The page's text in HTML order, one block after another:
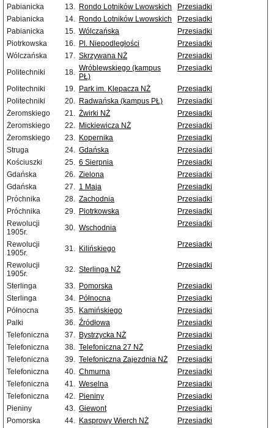
Pabianicka
13. Rondo Lotników Lwowskich
Przesiadki
Pabianicka
14. Rondo Lotników Lwowskich
Przesiadki
Pabianicka
15. Wólczańska
Przesiadki
Piotrkowska
16. Pl. Niepodległości
Przesiadki
Wólczańska
17. Skrzywana NŻ
Przesiadki
Politechniki
18. Wróblewskiego (kampus
PŁ)
Przesiadki
Politechniki 19. Park im. Klepacza NŻ
Przesiadki
Politechniki
20. Radwańska (kampus PŁ)
Przesiadki
Żeromskiego
21. Żwirki NŻ
Przesiadki
Żeromskiego
22. Mickiewicza NŻ
Przesiadki
Żeromskiego
23. Kopernika
Przesiadki
Struga
24. Gdańska
Przesiadki
Kościuszki
25. 6 Sierpnia
Przesiadki
Gdańska
26. Zielona
Przesiadki
Gdańska
27. 1 Maja
Przesiadki
Próchnika
28. Zachodnia
Przesiadki
Próchnika
29. Piotrkowska
Przesiadki
Rewolucji
1905r.
30. Wschodnia Przesiadki
Rewolucji
1905r.
31. Kilińskiego Przesiadki
Rewolucji
1905r.
32. Sterlinga NŻ Przesiadki
Sterlinga 33. Pomorska
Przesiadki
Sterlinga
34. Północna
Przesiadki
Północna
35. Kamińskiego
Przesiadki
Palki
36. Źródłowa
Przesiadki
Telefoniczna
37. Bystrzycka NŻ
Przesiadki
Telefoniczna
38. Telefoniczna 27 NŻ
Przesiadki
Telefoniczna
39. Telefoniczna Zajezdnia NŻ
Przesiadki
Telefoniczna
40. Chmurna
Przesiadki
Telefoniczna
41. Weselna
Przesiadki
Telefoniczna
42. Pieniny
Przesiadki
Pieniny
43. Giewont
Przesiadki
Pomorska
44. Kasprowy Wierch NŻ
Przesiadki